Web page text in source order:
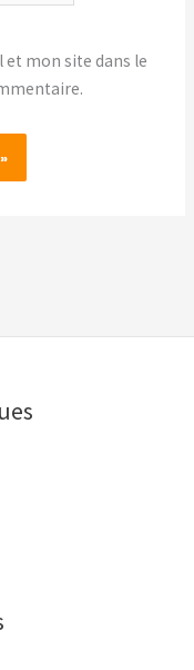
mon site dans le